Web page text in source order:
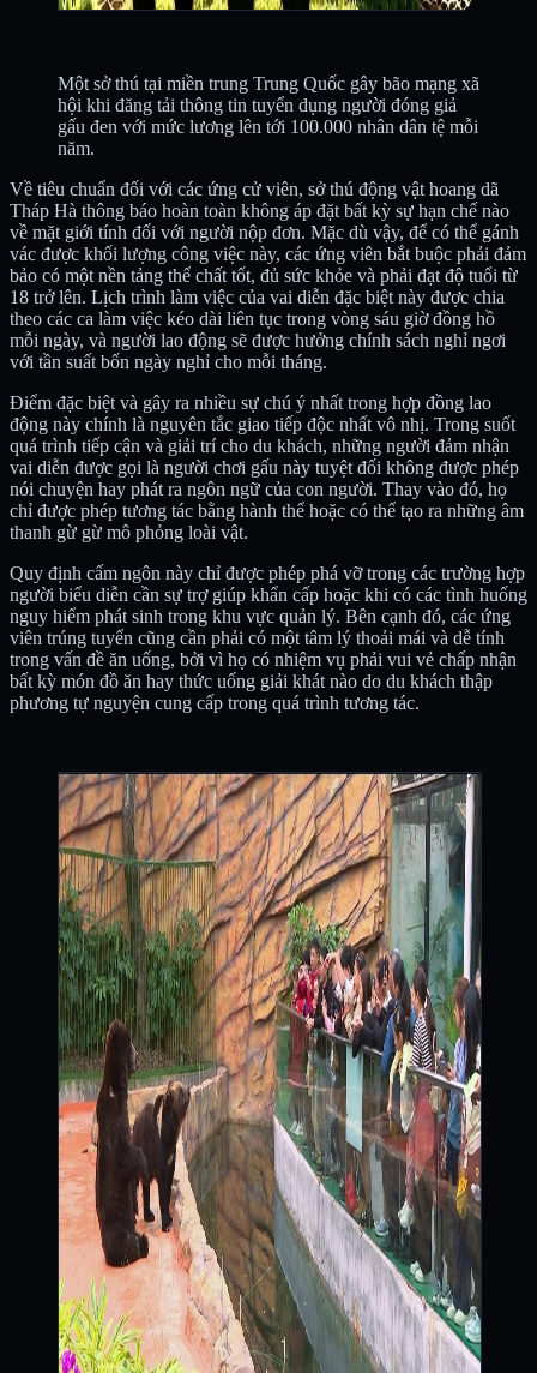
Một sở thú tại miền trung Trung Quốc gây bão mạng xã
hội khi đăng tải thông tin tuyển dụng người đóng giả
gấu đen với mức lương lên tới 100.000 nhân dân tệ mỗi
năm.
Về tiêu chuẩn đối với các ứng cử viên, sở thú động vật hoang dã
Tháp Hà thông báo hoàn toàn không áp đặt bất kỳ sự hạn chế nào
về mặt giới tính đối với người nộp đơn. Mặc dù vậy, để có thể gánh
vác được khối lượng công việc này, các ứng viên bắt buộc phải đảm
bảo có một nền tảng thể chất tốt, đủ sức khỏe và phải đạt độ tuổi từ
18 trở lên. Lịch trình làm việc của vai diễn đặc biệt này được chia
theo các ca làm việc kéo dài liên tục trong vòng sáu giờ đồng hồ
mỗi ngày, và người lao động sẽ được hưởng chính sách nghỉ ngơi
với tần suất bốn ngày nghỉ cho mỗi tháng.
Điểm đặc biệt và gây ra nhiều sự chú ý nhất trong hợp đồng lao
động này chính là nguyên tắc giao tiếp độc nhất vô nhị. Trong suốt
quá trình tiếp cận và giải trí cho du khách, những người đảm nhận
vai diễn được gọi là người chơi gấu này tuyệt đối không được phép
nói chuyện hay phát ra ngôn ngữ của con người. Thay vào đó, họ
chỉ được phép tương tác bằng hành thể hoặc có thể tạo ra những âm
thanh gừ gừ mô phỏng loài vật.
Quy định cấm ngôn này chỉ được phép phá vỡ trong các trường hợp
người biểu diễn cần sự trợ giúp khẩn cấp hoặc khi có các tình huống
nguy hiểm phát sinh trong khu vực quản lý. Bên cạnh đó, các ứng
viên trúng tuyển cũng cần phải có một tâm lý thoải mái và dễ tính
trong vấn đề ăn uống, bởi vì họ có nhiệm vụ phải vui vẻ chấp nhận
bất kỳ món đồ ăn hay thức uống giải khát nào do du khách thập
phương tự nguyện cung cấp trong quá trình tương tác.